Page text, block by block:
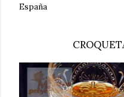
España